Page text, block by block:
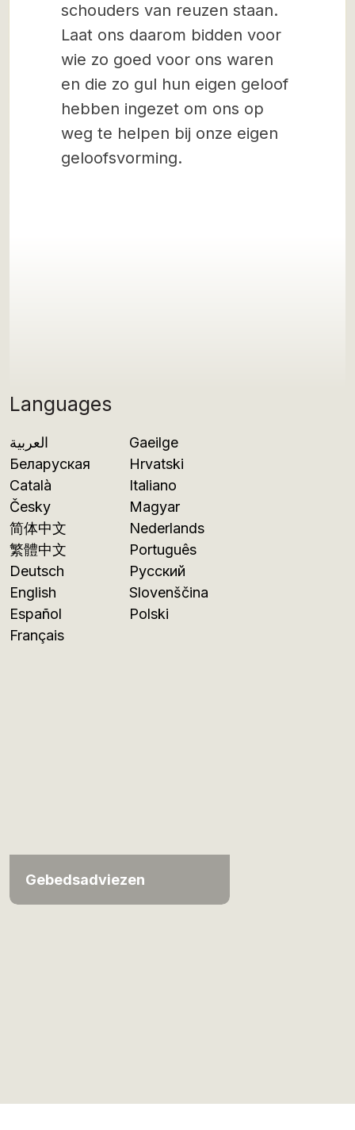
Languages
العربية
Беларуская
Català
Česky
简体中文
繁體中文
Deutsch
English
Español
Français
Gaeilge
Hrvatski
Italiano
Magyar
Nederlands
Português
Русский
Slovenščina
Polski
Gebedsadviezen
schouders van reuzen staan.
Laat ons daarom bidden voor
wie zo goed voor ons waren
en die zo gul hun eigen geloof
hebben ingezet om ons op
weg te helpen bij onze eigen
geloofsvorming.